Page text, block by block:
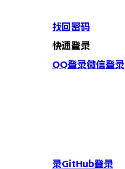
找回密码
快速登录
QQ登录微信登录
录GitHub登录